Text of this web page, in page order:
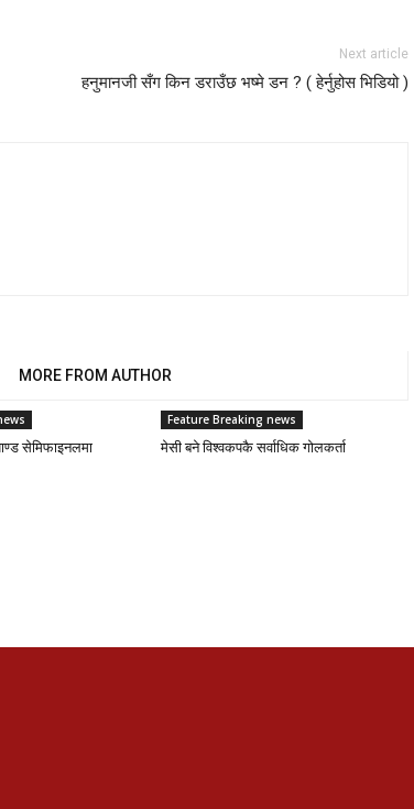
Next article
हनुमानजी सँग किन डराउँछ भष्मे डन ? ( हेर्नुहोस भिडियो )
MORE FROM AUTHOR
सेमिफाइनलमा
Feature Breaking news
मेसी बने विश्वकपकै सर्वाधिक गोलकर्ता